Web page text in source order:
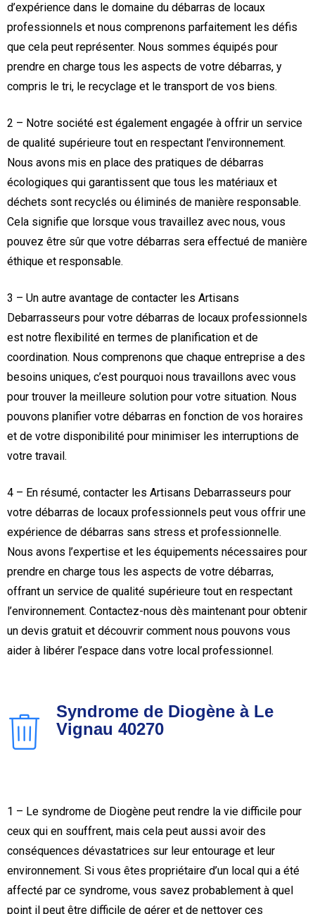
d’expérience dans le domaine du débarras de locaux
professionnels et nous comprenons parfaitement les défis
que cela peut représenter. Nous sommes équipés pour
prendre en charge tous les aspects de votre débarras, y
compris le tri, le recyclage et le transport de vos biens.
2 – Notre société est également engagée à offrir un service
de qualité supérieure tout en respectant l’environnement.
Nous avons mis en place des pratiques de débarras
écologiques qui garantissent que tous les matériaux et
déchets sont recyclés ou éliminés de manière responsable.
Cela signifie que lorsque vous travaillez avec nous, vous
pouvez être sûr que votre débarras sera effectué de manière
éthique et responsable.
3 – Un autre avantage de contacter les Artisans
Debarrasseurs pour votre débarras de locaux professionnels
est notre flexibilité en termes de planification et de
coordination. Nous comprenons que chaque entreprise a des
besoins uniques, c’est pourquoi nous travaillons avec vous
pour trouver la meilleure solution pour votre situation. Nous
pouvons planifier votre débarras en fonction de vos horaires
et de votre disponibilité pour minimiser les interruptions de
votre travail.
4 – En résumé, contacter les Artisans Debarrasseurs pour
votre débarras de locaux professionnels peut vous offrir une
expérience de débarras sans stress et professionnelle.
Nous avons l’expertise et les équipements nécessaires pour
prendre en charge tous les aspects de votre débarras,
offrant un service de qualité supérieure tout en respectant
l’environnement. Contactez-nous dès maintenant pour obtenir
un devis gratuit et découvrir comment nous pouvons vous
aider à libérer l’espace dans votre local professionnel.
Syndrome de Diogène à Le
Vignau 40270
1 – Le syndrome de Diogène peut rendre la vie difficile pour
ceux qui en souffrent, mais cela peut aussi avoir des
conséquences dévastatrices sur leur entourage et leur
environnement. Si vous êtes propriétaire d’un local qui a été
affecté par ce syndrome, vous savez probablement à quel
point il peut être difficile de gérer et de nettoyer ces